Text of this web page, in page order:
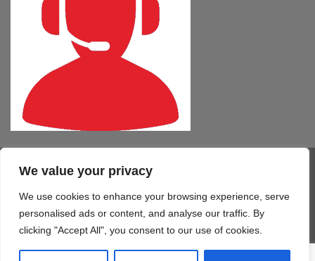
We value your privacy
We use cookies to enhance your browsing experience, serve
personalised ads or content, and analyse our traffic. By
clicking "Accept All", you consent to our use of cookies.
Visa PayPal MasterCard
Delivery
COMPUTER – TABLET – SMARTPHONE SOFTWARE
SERVIZI
Copyright 2026 ©Mono Informatica S.r.l.c.r.